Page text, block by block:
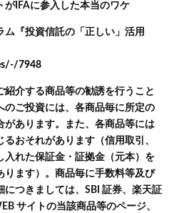
IFAに参入した本当のワケ
『投資信託の「正しい」活用
7948
介する商品等の勧誘を行うこと
のご投資には、各商品毎に所定の
があります。また、各商品等には
おそれがあります（信用取引、
入れた保証金・証拠金（元本）を
ります）。商品毎に手数料等及び
につきましては、SBI 証券、楽天証
サイトの当該商品等のページ、